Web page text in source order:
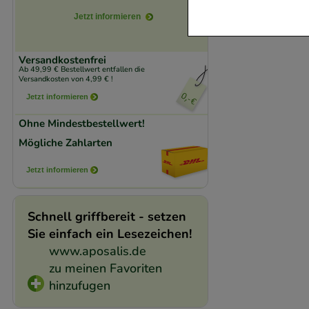
verzichtet werden
Jetzt informieren
Versandkostenfrei
Ab 49,99 € Bestellwert entfallen die
Versandkosten von 4,99 € !
Jetzt informieren
Ohne Mindestbestellwert!
Mögliche Zahlarten
Jetzt informieren
Schnell griffbereit - setzen
Sie einfach ein Lesezeichen!
www.aposalis.de
zu meinen Favoriten
hinzufugen